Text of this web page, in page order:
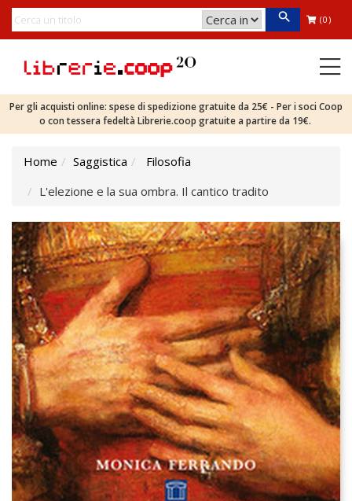
(0)
Per gli acquisti online: spese di spedizione gratuite da 25€ - Per i soci Coop
o con tessera fedeltà Librerie.coop gratuite a partire da 19€.
Home Saggistica
Filosofia
L'elezione e la sua ombra. Il cantico tradito